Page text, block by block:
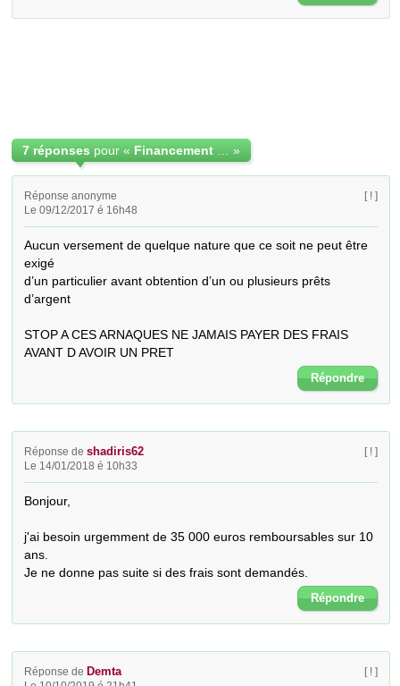
7 réponses pour « »
Réponse anonyme
Le 09/12/2017 é 16h48
[ ! ]
Aucun versement de quelque nature que ce soit ne peut être
exigé
d’un particulier avant obtention d’un ou plusieurs prêts
d’argent
STOP A CES ARNAQUES NE JAMAIS PAYER DES FRAIS
AVANT D AVOIR UN PRET
Répondre
Réponse deshadiris62
Le 14/01/2018 é 10h33
[ ! ]
Bonjour,
j'ai besoin urgemment de 35 000 euros remboursables sur 10
ans.
Je ne donne pas suite si des frais sont demandés.
Répondre
Réponse de Demta [ ! ]